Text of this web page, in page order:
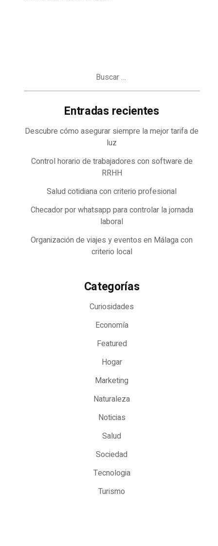
Entradas recientes
Descubre cómo asegurar siempre la mejor tarifa de
luz
Control horario de trabajadores con software de
RRHH
Salud cotidiana con criterio profesional
Checador por whatsapp para controlar la jornada
laboral
Organización de viajes y eventos en Málaga con
criterio local
Categorías
Curiosidades
Economía
Featured
Hogar
Marketing
Naturaleza
Noticias
Salud
Sociedad
Tecnologia
Turismo